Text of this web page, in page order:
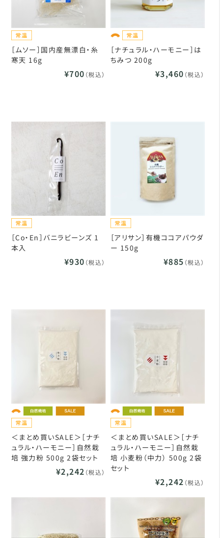
［ムソー］国内産無漂白・糸
寒天 16g
¥700 （税込）
［ナチュラル・ハーモニー］は
ちみつ 200g
¥3,460 （税込）
［Co・En］バニラビーンズ 1
本入
¥930 （税込）
［アリサン］有機ココアパウダ
ー 150g
¥885 （税込）
＜まとめ買いSALE＞［ナチ
ュラル・ハーモニー］自然栽
培 強力粉 500g 2袋セット
¥2,242 （税込）
＜まとめ買いSALE＞［ナチ
ュラル・ハーモニー］自然栽
培 小麦粉（中力） 500g 2袋
セット
¥2,242 （税込）